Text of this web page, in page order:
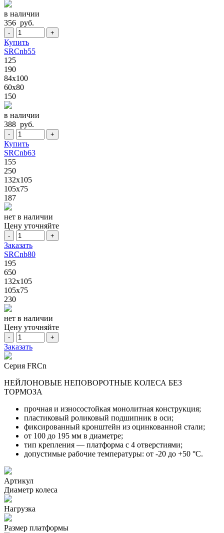
в наличии
356 руб.
- +
Купить
SRCnb55
125
190
84x100
60x80
150
в наличии
388 руб.
- +
Купить
SRCnb63
155
250
132x105
105x75
187
нет в наличии
Цену уточняйте
- +
Заказать
SRCnb80
195
650
132x105
105x75
230
нет в наличии
Цену уточняйте
- +
Заказать
Серия FRCn
НЕЙЛОНОВЫЕ НЕПОВОРОТНЫЕ КОЛЕСА БЕЗ
ТОРМОЗА
прочная и износостойкая монолитная конструкция;
пластиковый роликовый подшипник в оси;
фиксированный кронштейн из оцинкованной стали;
от 100 до 195 мм в диаметре;
тип крепления — платформа с 4 отверстиями;
допустимые рабочие температуры: от -20 до +50 °С.
Артикул
Диаметр колеса
Нагрузка
Размер платформы